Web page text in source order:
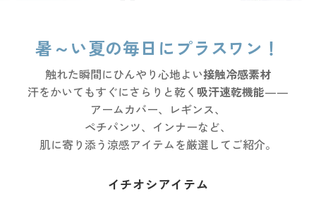
ジュニア・ティーンズ下着
大きいサイズ レディース服
大きいサイズ レディース下着
大きいサイズ メンズ
大きいサイズ 事務・制服
バーゲンセール
シークレットセール
詳細検索
商品カテゴリ一覧
カタログ
カタログ・チラシからのご注文
大きいサイズ メンズ
大きいサイズ 事務・制服
シークレットセール
商品カテゴリ一覧
カタログ
カタログ・チラシからのご注文
暑～い夏の毎日にプラスワン！
触れた瞬間にひんやり心地よい接触冷感素材
汗をかいてもすぐにさらりと乾く 吸汗速乾機能——
アームカバー、レギンス、
ペチパンツ、インナーなど、
肌に寄り添う涼感アイテムを厳選してご紹介。
イチオシアイテム